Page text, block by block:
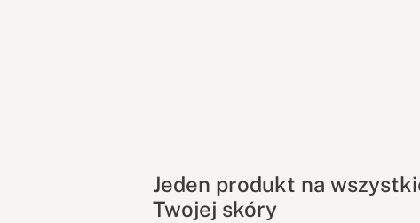
Jeden produkt na
Twojej skóry